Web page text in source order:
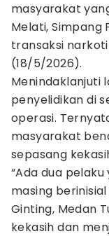
masyarakat
Melati, Simpang
transaksi
(18/5/2026).
Menindaklanjuti
penyelidikan di
operasi.
masyarakat
sepasang
“Ada dua
masing
Ginting, Medan
kekasih dan